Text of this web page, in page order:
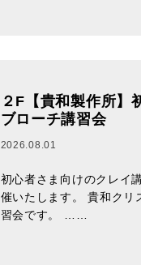
２F【貴和製作所
ブローチ講習会
2026.08.01
初心者さま向けのクレイ
催いたします。 貴和クリ
習会です。 ……